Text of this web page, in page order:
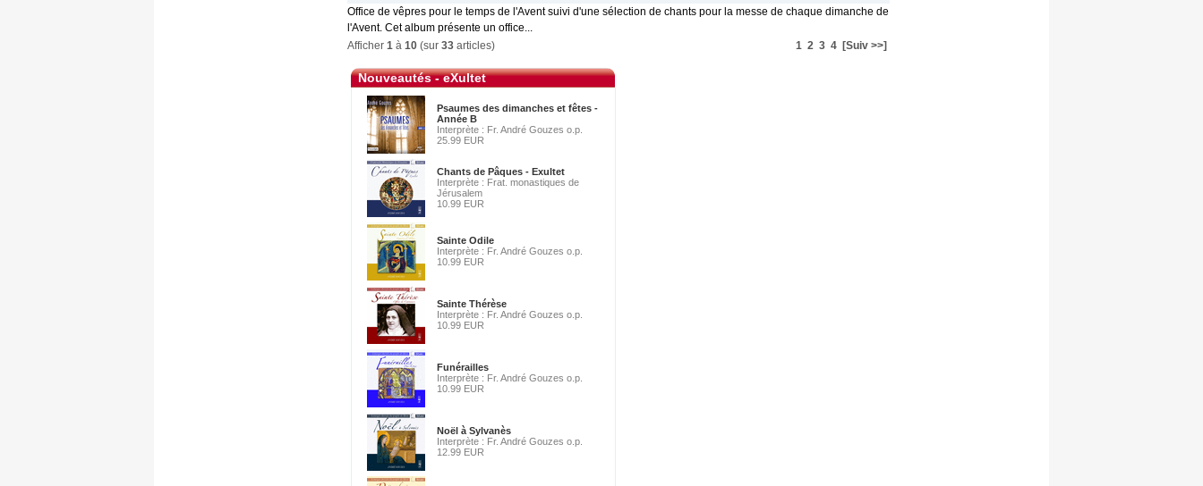
Office de vêpres pour le temps de l'Avent suivi d'une sélection de chants pour la messe de chaque dimanche de
l'Avent. Cet album présente un office...
Afficher 1 à 10 (sur 33 articles) 1 2 3 4 [Suiv >>]
Nouveautés - eXultet
Psaumes des dimanches et fêtes -
Année B
Interprète : Fr. André Gouzes o.p.
25.99 EUR
Chants de Pâques - Exultet
Interprète : Frat. monastiques de
Jérusalem
10.99 EUR
Sainte Odile
Interprète : Fr. André Gouzes o.p.
10.99 EUR
Sainte Thérèse
Interprète : Fr. André Gouzes o.p.
10.99 EUR
Funérailles
Interprète : Fr. André Gouzes o.p.
10.99 EUR
Noël à Sylvanès
Interprète : Fr. André Gouzes o.p.
12.99 EUR